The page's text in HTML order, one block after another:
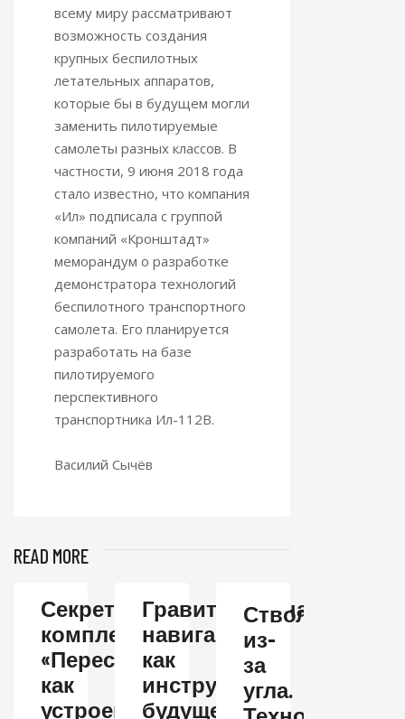
всему миру рассматривают
возможность создания
крупных беспилотных
летательных аппаратов,
которые бы в будущем могли
заменить пилотируемые
самолеты разных классов. В
частности, 9 июня 2018 года
стало известно, что компания
«Ил» подписала с группой
компаний «Кронштадт»
меморандум о разработке
демонстратора технологий
беспилотного транспортного
самолета. Его планируется
разработать на базе
пилотируемого
перспективного
транспортника Ил-112В.
Василий Сычёв
READ MORE
Секреты
комплекса
«Пересвет»:
как
устроен
Гравитационная
навигация
как
инструмент
будущего
Ствол
из-
за
угла.